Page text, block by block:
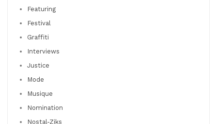
Featuring
Festival
Graffiti
Interviews
Justice
Mode
Musique
Nomination
Nostal-Ziks